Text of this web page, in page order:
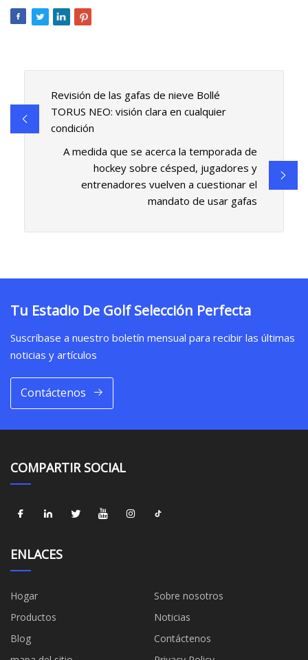
Revisión de las gafas de nieve Bollé
TORUS NEO: visión clara en cualquier
condición
A medida que se acerca la temporada de
hockey sobre césped, jugadores y
entrenadores vuelven a cuestionar el
mandato de usar gafas
Tu Estadio De Golf Selección Perfecta
Suscríbase a nuestro boletín mensual para recibir las últimas
noticias y artículos
Contáctenos
COMPARTIR SOCIAL
ENLACES
Hogar
Sobre nosotros
Productos
Noticias
Blog
Contáctenos